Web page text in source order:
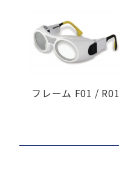
フレーム F01 / R01